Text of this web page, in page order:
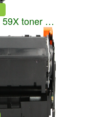
FLWR HP 59X toner zwart